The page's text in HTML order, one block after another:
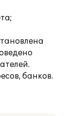
банков.